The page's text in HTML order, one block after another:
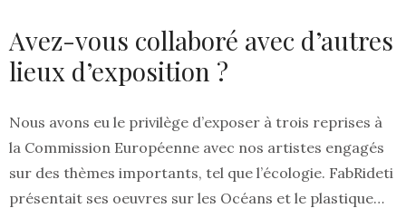
Avez-vous collaboré avec d’autres
lieux d’exposition ?
Nous avons eu le privilège d’exposer à trois reprises à
la Commission Européenne avec nos artistes engagés
sur des thèmes importants, tel que l’écologie. FabRideti
présentait ses oeuvres sur les Océans et le plastique…